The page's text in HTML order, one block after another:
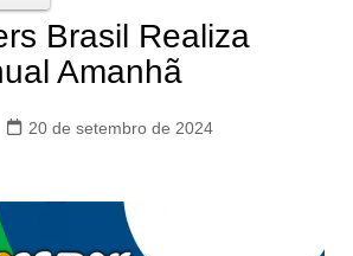
Brasil Realiza
Amanhã
20 de setembro de 2024